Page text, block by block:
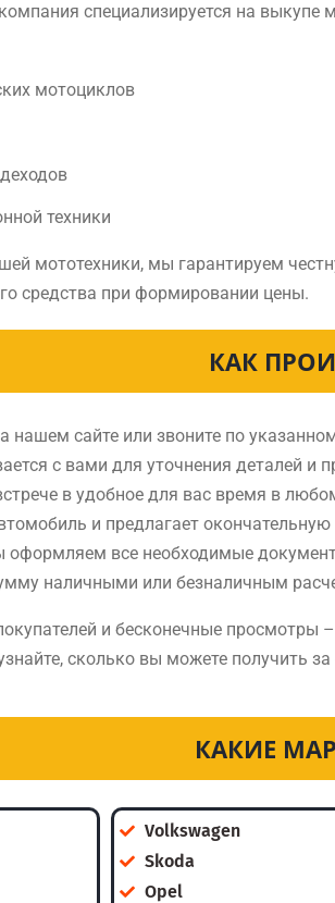
специализируется на выкупе
мотоциклов
техники
мототехники, мы гарантируем
средства при формировании цены.
КАК
нашем сайте или звоните по
с вами для уточнения деталей и
в удобное для вас время в
и предлагает окончательную
оформляем все необходимые
наличными или безналичным
и бесконечные
сколько вы можете получить
КАКИЕ
Volkswagen
Skoda
Opel